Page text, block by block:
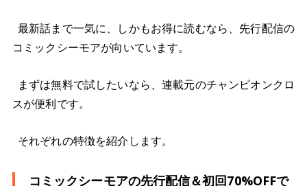
最新話まで一気に、しかもお得に読むなら、先行配信の
コミックシーモアが向いています。
まずは無料で試したいなら、連載元のチャンピオンクロ
スが便利です。
それぞれの特徴を紹介します。
コミックシーモアの先行配信＆初回70%OFFで